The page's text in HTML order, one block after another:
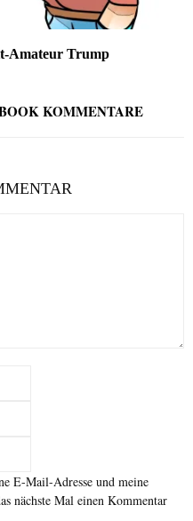
Amateur Trump
KOMMENTARE
E-Mail-Adresse und meine
nächste Mal einen Kommentar